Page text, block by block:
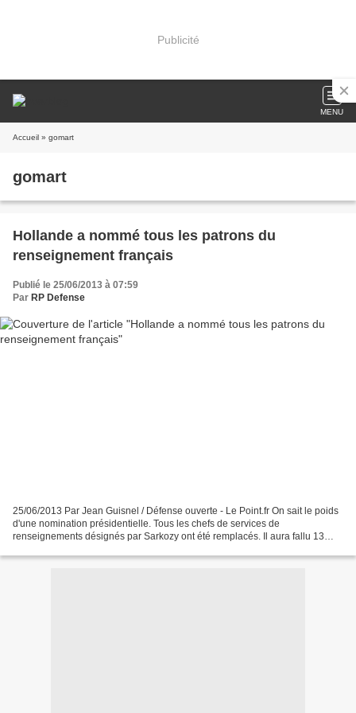
Publicité
MENU
Accueil » gomart
gomart
Hollande a nommé tous les patrons du
renseignement français
Publié le 25/06/2013 à 07:59
Par RP Defense
25/06/2013 Par Jean Guisnel / Défense ouverte - Le Point.fr On sait le poids
d'une nomination présidentielle. Tous les chefs de services de
renseignements désignés par Sarkozy ont été remplacés. Il aura fallu 13